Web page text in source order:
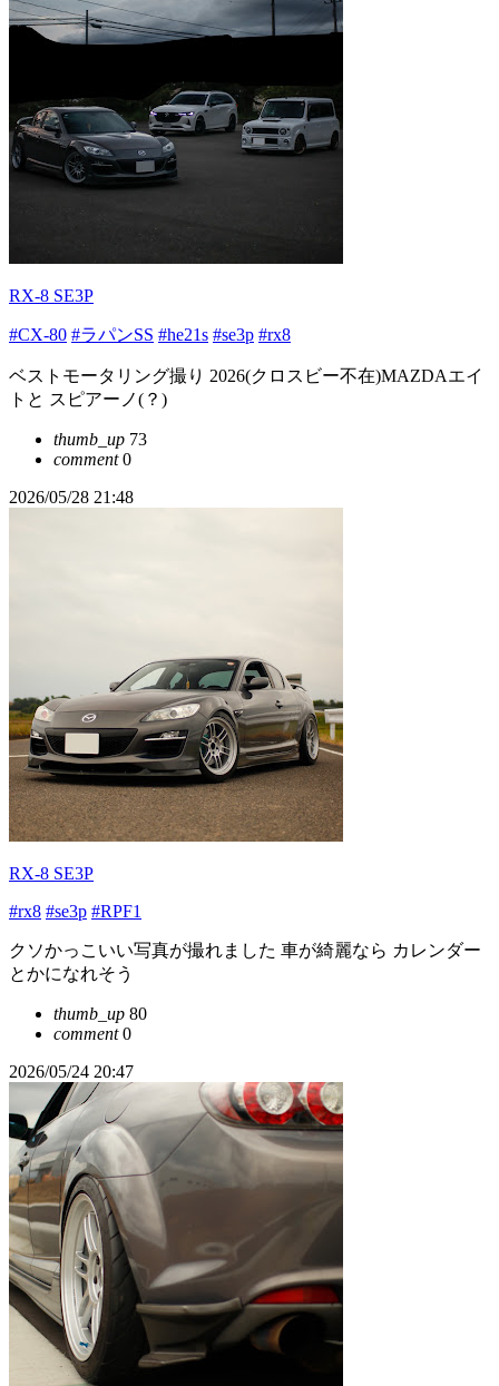
RX-8 SE3P
#CX-80 #ラパンSS #he21s #se3p #rx8
ベストモータリング撮り 2026(クロスビー不在)MAZDAエイ
トと スピアーノ(？)
thumb_up 73
comment0
2026/05/28 21:48
RX-8 SE3P
#rx8 #se3p #RPF1
クソかっこいい写真が撮れました 車が綺麗なら カレンダー
とかになれそう
thumb_up 80
comment0
2026/05/24 20:47